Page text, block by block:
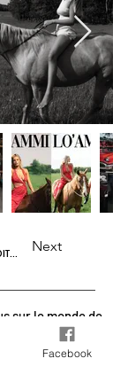
RETOUR AUX EDITORIAUX
Next
sur le monde de
vous à notre
et recevez les
Facebook